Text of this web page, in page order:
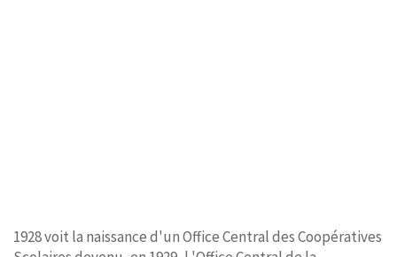
1928 voit la naissance d'un Office Central des Coopératives